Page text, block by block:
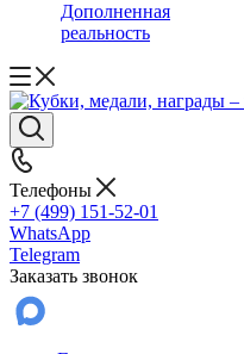
Дополненная
реальность
Телефоны
+7 (499) 151-52-01
WhatsApp
Telegram
Заказать звонок